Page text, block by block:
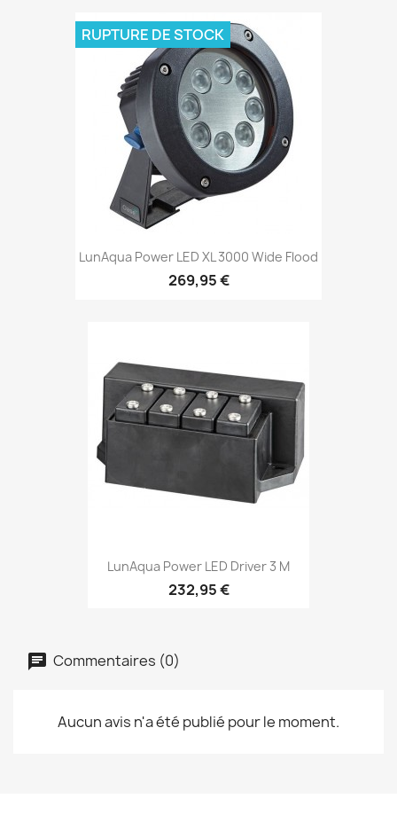
LunAqua Power LED XL 3000 Wide Flood
269,95 €
RUPTURE DE STOCK
LunAqua Power LED Driver 3 M
232,95 €
Commentaires (0)
Aucun avis n'a été publié pour le moment.